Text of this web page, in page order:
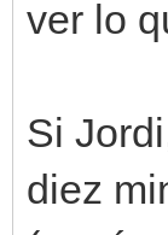
ver lo
Si
diez